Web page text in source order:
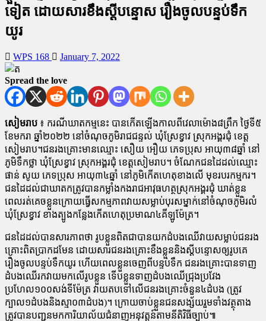
ទៀត ដោយសារខឹងស្ដីបន្ទោស រឿងចូលបន្ទប់ទឹក
យូរ
WPS 168 January 7, 2022
Spread the love
សៀមរាប ៖ ករណីឃាតកម្មនេះ បានកើតឡើងកាលពីវេលាម៉ោង៨ព្រឹក ថ្ងៃទី៥
ខែមករា ឆ្នាំ២០២២ នៅចំណុចភូមិរាជជន្ទល់ ឃុំស្រែខ្វាវ ស្រុកអង្គរជុំ ខេត្ត
សៀមរាប។ជនរងគ្រោះមានឈ្មោះ សឿយ អឿយ ភេទប្រុស អាយុ៣៨ឆ្នាំ នៅ
ភូមិទឹកថ្លា ឃុំស្រែខ្វាវ ស្រុកអង្គរជុំ ខេត្តសៀមរាប។ ចំណែកជនដៃដល់ឈ្មោះ
ផាន់ សូយ ភេទប្រុស អាយុ៣៤ឆ្នាំ នៅភូមិកើតហេតុខាងលើ មុខរបរកម្មករ។
ជនដៃដល់ជាឃាតកត្រូវបានកម្លាំងកងរាជអាវុធហត្ថស្រុកអង្គរជុំ ឃាត់ខ្លួន
ពេលរត់គេចខ្លួនក្រោយធ្វើសកម្មភាពវាយសម្លាប់បុរសម្នាក់នៅចំណុចភូមិរលំ
ឃុំស្រែខ្វាវ ខាងត្បូងកន្លែងកើតហេតុប្រមាណ៤គីឡូម៉ែត្រ។
ជនដៃដល់បានសារភាពថា រូបខ្លួនពិតជាបានយកដំបងឈើវាយសម្លាប់ជនរង
គ្រោះពិតប្រាកដមែន ដោយសារជនរងគ្រោះខឹងខ្លួននិងស្ដីបន្ទោសឲ្យរូបគេ
រឿងចូលបន្ទប់ទឹកយូរ ហើយពេលខ្លួនចេញពីបន្ទប់ទឹក ជនរងគ្រោះបានទាញ
ដំបងឈើរកវាយមកលើរូបខ្លួន ទើបខ្លួនទាញដំបងឈើជ្រុងប្រវែង
ប្រហែល១០០សង់ទីម៉ែត្រ វាយតបទៅលើជនរងគ្រោះចំនួន៤ដំបង (ត្រូវ
ក្បាល១ដំបងនិងស្មា០៣ដំបង)។ ក្រោយចាប់ខ្លួនជនសង្ស័យរួមទាំងវត្ថុតាង
ត្រូវបានបញ្ជូនមកការិយាល័យជំនាញអនុវត្តន៍តាមនីតិវិធីច្បាប់៕